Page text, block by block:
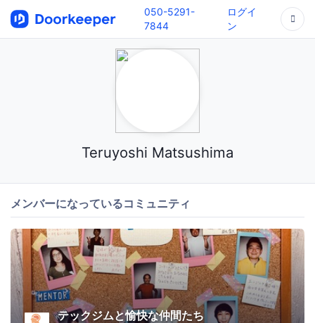
050-5291-
7844
ログイ
ン
Teruyoshi Matsushima
メンバーになっているコミュニティ
テックジムと愉快な仲間たち